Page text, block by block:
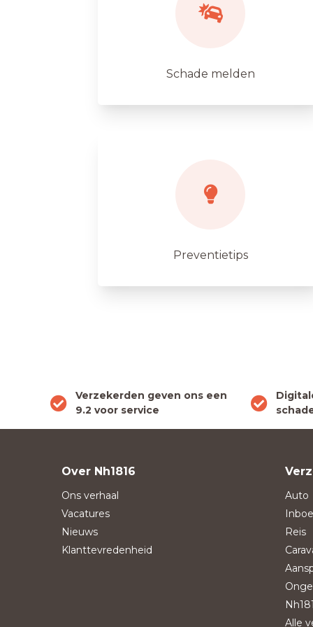
Schade melden
Preventietips
Verzekerden geven ons een
9.2 voor service
Over Nh1816
Ons verhaal
Vacatures
Nieuws
Klanttevredenheid
Auto
Reis
Alle